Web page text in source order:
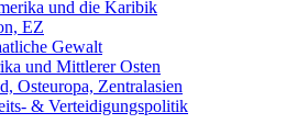
und die Karibik
EZ
Gewalt
und Mittlerer Osten
Osteuropa, Zentralasien
& Verteidigungspolitik